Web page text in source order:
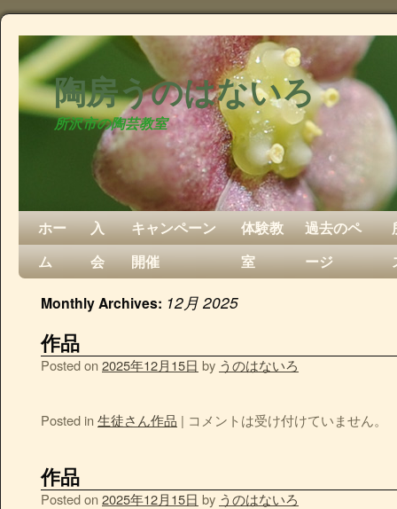
陶房うのはないろ
所沢市の陶芸教室
ホー
ム
入
会
キャンペーン
開催
体験教
室
過去のペ
ージ
Monthly Archives: 12月 2025
作品
Posted on 2025年12月15日 by うのはないろ
Posted in 生徒さん作品 | コメントは受け付けていません。
作品
Posted on 2025年12月15日 by うのはないろ